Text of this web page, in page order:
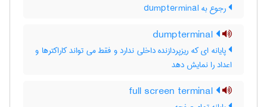
رجوع به dumpterminal
پایانه ای که ریزپردازنده داخلی ندارد و فقط می تواند کاراکترها و
اعداد را نمایش دهد